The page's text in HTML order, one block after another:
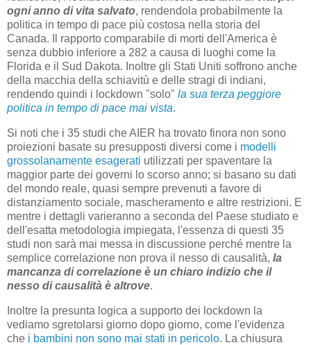
ogni anno di vita salvato, rendendola probabilmente la
politica in tempo di pace più costosa nella storia del
Canada. Il rapporto comparabile di morti dell'America è
senza dubbio inferiore a 282 a causa di luoghi come la
Florida e il Sud Dakota. Inoltre gli Stati Uniti soffrono anche
della macchia della schiavitù e delle stragi di indiani,
rendendo quindi i lockdown "solo" la sua terza peggiore
politica in tempo di pace mai vista.
Si noti che i 35 studi che AIER ha trovato finora non sono
proiezioni basate su presupposti diversi come i modelli
grossolanamente esagerati utilizzati per spaventare la
maggior parte dei governi lo scorso anno; si basano su dati
del mondo reale, quasi sempre prevenuti a favore di
distanziamento sociale, mascheramento e altre restrizioni. E
mentre i dettagli varieranno a seconda del Paese studiato e
dell'esatta metodologia impiegata, l'essenza di questi 35
studi non sarà mai messa in discussione perché mentre la
semplice correlazione non prova il nesso di causalità, la
mancanza di correlazione è un chiaro indizio che il
nesso di causalità è altrove.
Inoltre la presunta logica a supporto dei lockdown la
vediamo sgretolarsi giorno dopo giorno, come l'evidenza
che i bambini non sono mai stati in pericolo. La chiusura